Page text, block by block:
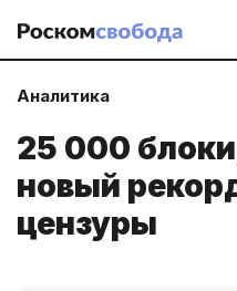
Аналитика
25 000
новый
цензуры